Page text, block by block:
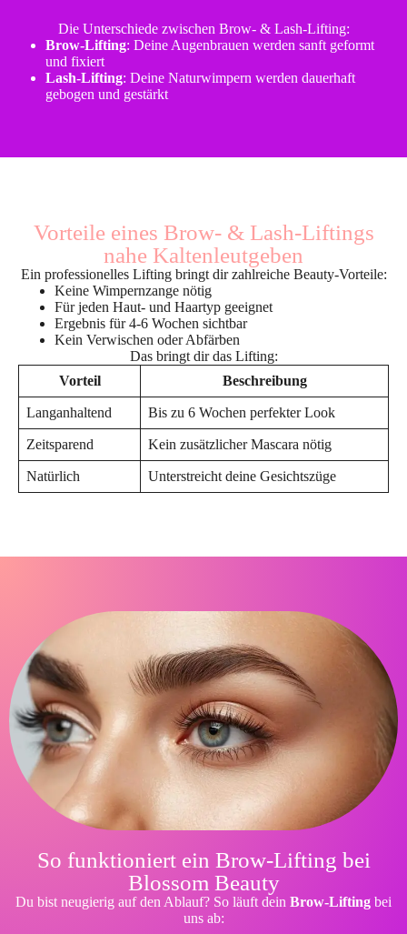
Die Unterschiede zwischen Brow- & Lash-Lifting:
Brow-Lifting: Deine Augenbrauen werden sanft geformt
und fixiert
Lash-Lifting: Deine Naturwimpern werden dauerhaft
gebogen und gestärkt
Vorteile eines Brow- & Lash-Liftings
nahe Kaltenleutgeben
Ein professionelles Lifting bringt dir zahlreiche Beauty-Vorteile:
Keine Wimpernzange nötig
Für jeden Haut- und Haartyp geeignet
Ergebnis für 4-6 Wochen sichtbar
Kein Verwischen oder Abfärben
Das bringt dir das Lifting:
Vorteil
Beschreibung
Langanhaltend Bis zu 6 Wochen perfekter Look
Zeitsparend Kein zusätzlicher Mascara nötig
Natürlich Unterstreicht deine Gesichtszüge
So funktioniert ein Brow-Lifting bei
Blossom Beauty
Du bist neugierig auf den Ablauf? So läuft dein Brow-Lifting bei
uns ab: